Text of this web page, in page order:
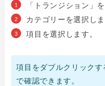
「トランジション」
カテゴリーを選択しま
項目を選択します。
項目をダブルクリック
で確認できます。